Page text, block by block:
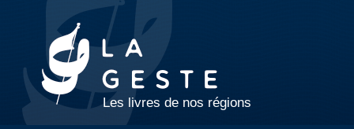
Les livres de nos régions